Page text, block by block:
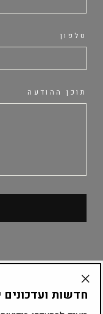
טלפון
תוכן ההודעה
קטלוג מוצרים
חדשות
"Translation